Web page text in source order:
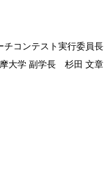
チコンテスト実行委員長
大学 副学長 杉田 文章